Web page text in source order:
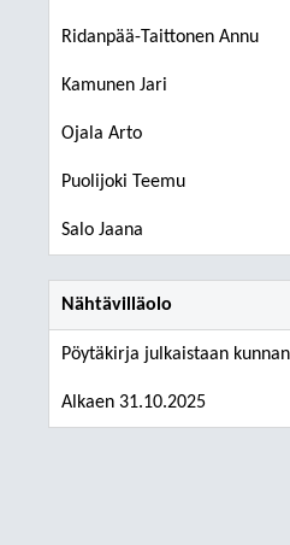
Ridanpää-Taittonen Annu
Kamunen Jari
Ojala Arto
Puolijoki Teemu
Salo Jaana
Nähtävilläolo
Pöytäkirja julkaistaan
Alkaen 31.10.2025